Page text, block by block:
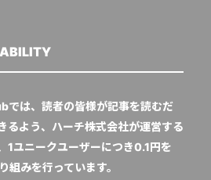
は、読者の皆様が記事を読むだ
るよう、ハーチ株式会社が運営する
1ユニークユーザーにつき0.1円を
組みを行っています。